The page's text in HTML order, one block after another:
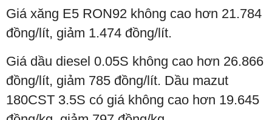
Giá xăng E5 RON92 không cao hơn 21.784
đồng/lít, giảm 1.474 đồng/lít.
Giá dầu diesel 0.05S không cao hơn 26.866
đồng/lít, giảm 785 đồng/lít. Dầu mazut
180CST 3.5S có giá không cao hơn 19.645